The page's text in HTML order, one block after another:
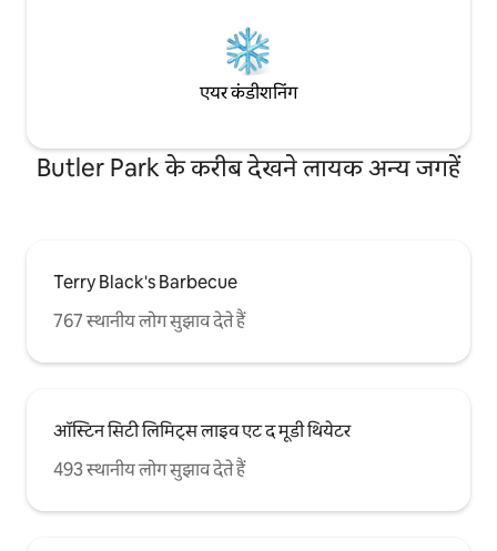
Rainey और Red River। पामर इवेंट सेंटर, लॉन्ग
सेंटर और ऑडिटोरियम शोर केवल एक ब्लॉक दूर है।
बस स्टॉप और साइकिल स्टेशन (बाइक किराए पर
लेना) एक ब्लॉक दूर भी है और आप ऑस्टिन में किसी
भी स्थान पर आसानी से Uber या Lyft कर सकते हैं।
एयर कंडीशनिंग
Butler Park के करीब देखने लायक अन्य जगहें
Terry Black's Barbecue
767 स्थानीय लोग सुझाव देते हैं
ऑस्टिन सिटी लिमिट्स लाइव एट द मूडी थियेटर
493 स्थानीय लोग सुझाव देते हैं